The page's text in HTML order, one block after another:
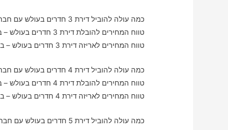
כמה עולה להוביל דירת 3 חדרים בעולש עם חברת הובלה כולל אריזה?
טווח המחירים להובלת דירת 3 חדרים בעולש – בין 900-1950 ש"ח
טווח המחירים לאריזה דירת 3 חדרים בעולש – בין 1190-3180 ש"ח
כמה עולה להוביל דירת 4 חדרים בעולש עם חברת הובלה כולל אריזה?
טווח המחירים להובלת דירת 4 חדרים בעולש – בין 2060-2990 ש"ח
טווח המחירים לאריזה דירת 4 חדרים בעולש – בין 2160-2060 ש"ח
כמה עולה להוביל דירת 5 חדרים בעולש עם חברת הובלה כולל אריזה?